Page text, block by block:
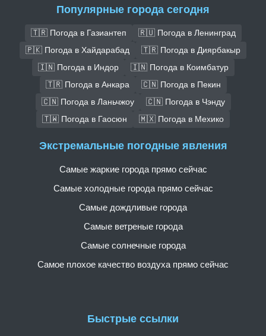
Популярные города сегодня
🇹🇷 Погода в Газиантеп
🇷🇺 Погода в Ленинград
🇵🇰 Погода в Хайдарабад
🇹🇷 Погода в Диярбакыр
🇮🇳 Погода в Индор
🇮🇳 Погода в Коимбатур
🇹🇷 Погода в Анкара
🇨🇳 Погода в Пекин
🇨🇳 Погода в Ланьчжоу
🇨🇳 Погода в Чэнду
🇹🇼 Погода в Гаосюн
🇲🇽 Погода в Мехико
Быстрые ссылки
Экстремальные погодные явления
Самые жаркие города прямо сейчас
Самые холодные города прямо сейчас
Самые дождливые города
Самые ветреные города
Самые солнечные города
Самое плохое качество воздуха прямо сейчас